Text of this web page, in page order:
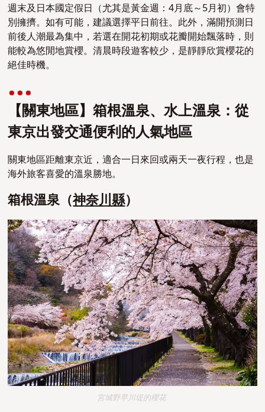
週末及日本國定假日（尤其是黃金週：4月底～5月初）會特
別擁擠。如有可能，建議選擇平日前往。此外，滿開預測日
前後人潮最為集中，若選在開花初期或花瓣開始飄落時，則
能較為悠閒地賞櫻。清晨時段遊客較少，是靜靜欣賞櫻花的
絕佳時機。
【關東地區】箱根溫泉、水上溫泉：從
東京出發交通便利的人氣地區
關東地區距離東京近，適合一日來回或兩天一夜行程，也是
海外旅客喜愛的溫泉勝地。
箱根溫泉（神奈川縣）
宮城野早川堤的櫻花